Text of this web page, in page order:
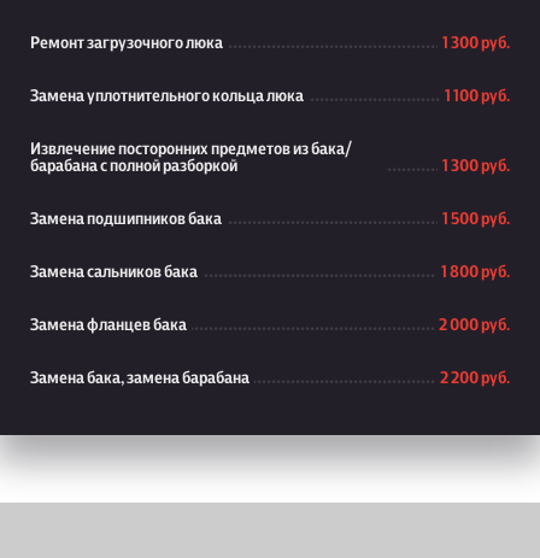
Ремонт загрузочного люка 1 300 руб.
Замена уплотнительного кольца люка 1 100 руб.
Извлечение посторонних предметов из бака/
барабана с полной разборкой
1 300 руб.
Замена подшипников бака 1 500 руб.
Замена сальников бака 1 800 руб.
Замена фланцев бака 2 000 руб.
Замена бака, замена барабана 2 200 руб.